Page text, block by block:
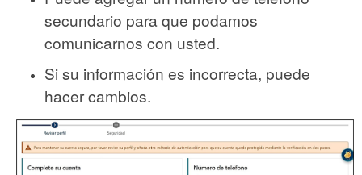
secundario para que podamos
comunicarnos con usted.
Si su información es incorrecta, puede
hacer cambios.